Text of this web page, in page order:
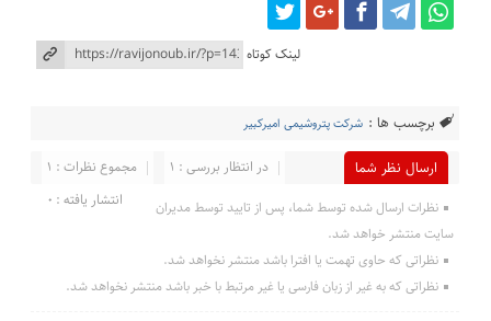
لینک کوتاه
برچسب ها : شرکت پتروشیمی امیرکبیر
ارسال نظر شما مجموع نظرات : 1
در انتظار بررسی : 1
انتشار یافته : 0
نظرات ارسال شده توسط شما، پس از تایید توسط مدیران
سایت منتشر خواهد شد.
نظراتی که حاوی تهمت یا افترا باشد منتشر نخواهد شد.
نظراتی که به غیر از زبان فارسی یا غیر مرتبط با خبر باشد منتشر نخواهد شد.